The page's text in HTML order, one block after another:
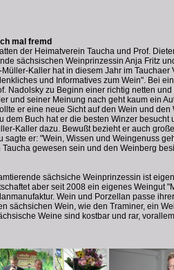
mal fremd
der Heimatverein Taucha und Prof.
sächsischen Weinprinzessin Anja Fritz
Kaller hat in diesem Jahr im
und Informatives zum Wein". Bei
Nadolsky zu Beginn einer richtig netten
und seiner Meinung nach geht kaum ein
er eine neue Sicht auf den Wein und
dem Buch hat er die besten Winzer
Kaller dazu. Bewußt bezieht er auch
er: "Wein, Wissen und Weingenuss
gewesen sein und den Weinberg
sächsiche Weinprinzessin ist
aber seit 2008 ein eigenes Weingut
Wein und Porzellan passe
sächsichen Wein, wie den Traminer, ein
Weine sind kostbar und rar,